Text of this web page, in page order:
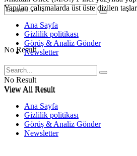
No Result
View All Result
Yapılan çalışmalarda üst üste dizilen
Ana Sayfa
Gizlilik politikası
Görüş & Analiz Gönder
Newsletter
No Result
View All Result
Ana Sayfa
Gizlilik politikası
Görüş & Analiz Gönder
Newsletter